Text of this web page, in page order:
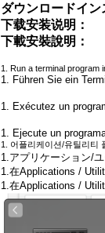
ダウンロードイン
下载安装说明：
下載安裝說明：
1. Run a terminal program
1. Führen Sie ein
1. Exécutez un
1. Ejecute un
1. 어플리케이션/유틸리티
1.アプリケーション/
1.在Applications /
1.在Applications /